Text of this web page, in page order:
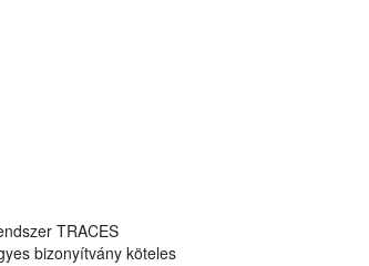
TRACES
bizonyítvány köteles